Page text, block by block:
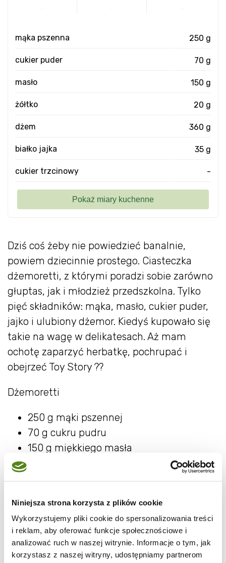
Niniejsza strona korzysta z plików cookie
Wykorzystujemy pliki cookie do spersonalizowania treści
i reklam, aby oferować funkcje społecznościowe i
analizować ruch w naszej witrynie. Informacje o tym, jak
korzystasz z naszej witryny, udostępniamy partnerom
Dziś coś żeby nie powiedzieć banalnie,
powiem dziecinnie prostego. Ciasteczka
dżemoretti, z którymi poradzi sobie zarówno
głuptas, jak i młodzież przedszkolna. Tylko
pięć składników: mąka, masło, cukier puder,
jajko i ulubiony dżemor. Kiedyś kupowało się
takie na wagę w delikatesach. Aż mam
ochotę zaparzyć herbatkę, pochrupać i
obejrzeć Toy Story ??
Dżemoretti
250 g mąki pszennej
70 g cukru pudru
150 g miękkiego masła
ulubiony dżem (ok. 8 łyżek)
białko
cukier trzcinowy
Cukier puder ucieramy z miękkim
mąka pszenna 250 g
cukier puder 70 g
masło 150 g
żółtko 20 g
dżem 360 g
białko jajka 35 g
cukier trzcinowy -